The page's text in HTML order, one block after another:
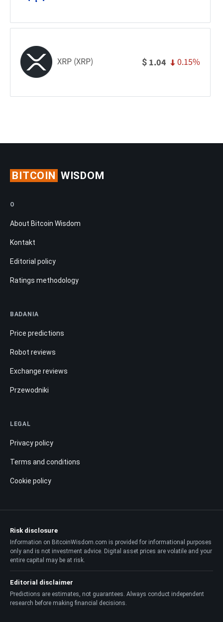
XRP (XRP) $ 1.04 0.15%
BITCOIN WISDOM
O
About Bitcoin Wisdom
Kontakt
Editorial policy
Ratings methodology
BADANIA
Price predictions
Robot reviews
Exchange reviews
Przewodniki
LEGAL
Privacy policy
Terms and conditions
Cookie policy
Risk disclosure
Information on BitcoinWisdom.com is provided for informational purposes
only and is not investment advice. Digital asset prices are volatile and your
entire capital may be at risk.
Editorial disclaimer
Predictions are estimates, not guarantees. Always conduct independent
research before making financial decisions.